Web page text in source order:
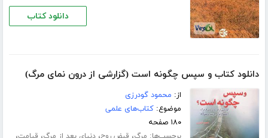
دانلود کتاب
دانلود کتاب و سپس چگونه است (گزارشی از درون نمای مرگ)
از: محمود گودرزی
موضوع:کتاب‌های علمی
۱۸۰ صفحه